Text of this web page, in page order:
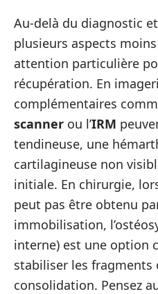
Au-delà du diagnostic
plusieurs aspects
attention particulière
récupération. En
complémentaires
scanner ou l’IRM
tendineuse, une
cartilagineuse non
initiale. En chirurgie,
peut pas être obtenu
immobilisation,
interne) est une option
stabiliser les fragments
consolidation. Pensez